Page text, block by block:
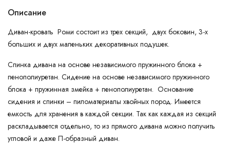
Описание
Диван-кровать Роми состоит из трех секций, двух боковин, 3-х
больших и двух маленьких декоративных подушек.
Спинка дивана на основе независимого пружинного блока +
пенополиуретан. Сидение на основе независимого пружинного
блока + пружинная змейка + пенополиуретан. Основание
сидения и спинки – пиломатериалы хвойных пород. Имеется
емкость для хранения в каждой секции. Так как каждая из секций
раскладывается отдельно, то из прямого дивана можно получить
угловой и даже П-образный диван.